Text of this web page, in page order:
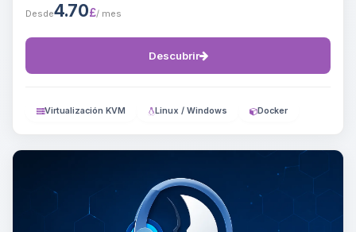
Desde4.70£/ mes
Descubrir
Virtualización KVM Linux / Windows Docker